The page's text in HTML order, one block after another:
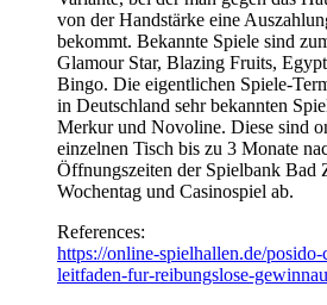
von der Handstärke eine
bekommt. Bekannte Spiele sind
Glamour Star, Blazing Fruits,
Bingo. Die eigentlichen Spiele-
in Deutschland sehr bekannten
Merkur und Novoline. Diese sind
einzelnen Tisch bis zu 3 Monate
Öffnungszeiten der Spielbank Bad
Wochentag und Casinospiel ab.
References:
https://online-spielhallen.de/
leitfaden-fur-reibungslose-